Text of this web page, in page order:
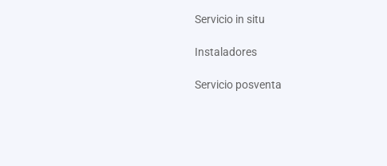
Servicio in situ
Instaladores
Servicio posventa